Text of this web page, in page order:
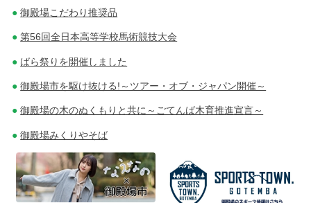
御殿場こだわり推奨品
第56回全日本高等学校馬術競技大会
ばら祭りを開催しました
御殿場市を駆け抜ける!～ツアー・オブ・ジャパン開催～
御殿場の木のぬくもりと共に～ごてんば木育推進宣言～
御殿場みくりやそば